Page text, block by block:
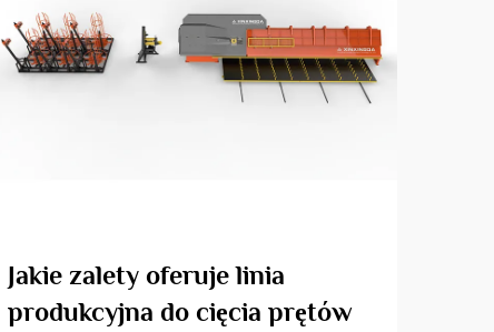
Jakie zalety oferuje linia
produkcyjna do cięcia prętów